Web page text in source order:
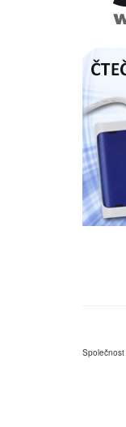
Společnost